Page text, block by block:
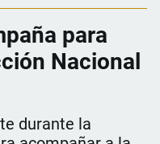
para
Nacional
durante la